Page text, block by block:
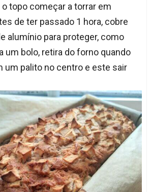
topo começar a torrar em
de ter passado 1 hora, cobre
alumínio para proteger, como
um bolo, retira do forno quando
um palito no centro e este sair